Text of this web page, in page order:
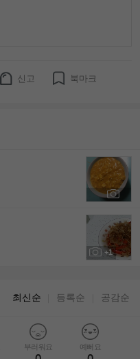
신고 북마크
+1
최신순 등록순 공감순
부러워요 예뻐요